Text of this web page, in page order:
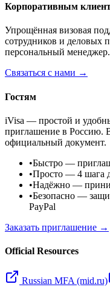
Корпоративным
Упрощённая визовая
сотрудников и деловых
персональный менеджер.
Связаться с нами →
Гостям
iVisa — простой и
приглашение в Россию.
официальный документ.
•Быстро —
•Просто — 4 шага
•Надёжно —
•Безопасно —
PayPal
Заказать приглашение →
Official Resources
Russian MFA (mid.ru)